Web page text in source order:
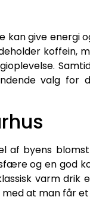
give energi
koffein,
valg for
byens
og en god
varm
at man får